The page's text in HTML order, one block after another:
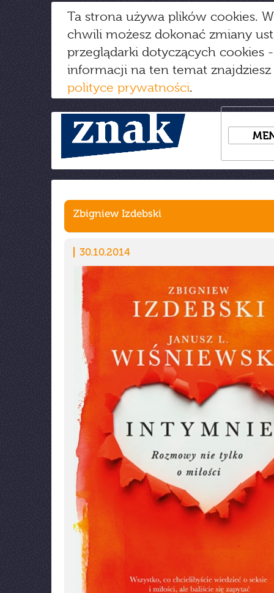
Ta strona używa plików cookies.
chwili możesz dokonać zmiany
przeglądarki dotyczących cookies
informacji na ten temat
polityce prywatności.
Zbigniew Izdebski
30.10.2014